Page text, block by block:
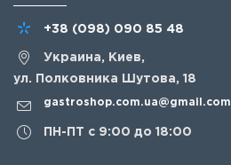
+38 (098) 090 85 48
Украина, Киев,
ул. Полковника Шутова, 18
gastroshop.com.ua@gmail.com
ПН-ПТ с 9:00 до 18:00